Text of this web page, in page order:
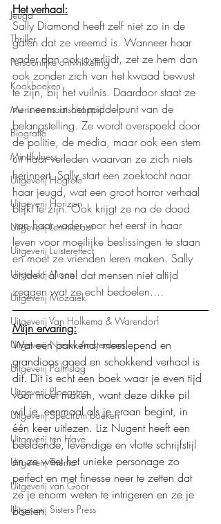
Jeugd
Thriller
Persoonlijke ontwikkeling
Kookboeken
Mens en maatschappij
Biografie
Mindfulness
Uitgeverij Hogrefe
Uitgeverij Horizon
Uitgeverij Lemniscaat
Uitgeverij Luistereffect
Uitgeverij Moon
Uitgeverij Mozaïek
Uitgeverij Van Holkema & Warendorf
Uitgeverij Nieuw Amsterdam
Uitgeverij Palmslag
Uitgeverij Ploegsma
Uitgeverij Spectrum boeken
Uitgeverij ten Have
Uitgeverij Thema
Uitgeverij van Goor
Uitgeverij Sisters Press
Het verhaal:
Sally Diamond heeft zelf niet zo in de
gaten dat ze vreemd is. Wanneer haar
vader dan ook overlijdt, zet ze hem dan
ook zonder zich van het kwaad bewust
te zijn, bij het vuilnis. Daardoor staat ze
nu ineens in het middelpunt van de
belangstelling. Ze wordt overspoeld door
de politie, de media, maar ook een stem
uit haar verleden waarvan ze zich niets
herinnert. Sally start een zoektocht naar
haar jeugd, wat een groot horror verhaal
blijkt te zijn. Ook krijgt ze na de dood
van haar vader voor het eerst in haar
leven voor moeilijke beslissingen te staan
en moet ze vrienden leren maken. Sally
ontdekt al snel dat mensen niet altijd
zeggen wat ze echt bedoelen....
Mijn ervaring:
Wat een pakkend, meeslepend en
grandioos goed en schokkend verhaal is
dit. Dit is echt een boek waar je even tijd
voor moet maken, want deze dikke pil
wil je, eenmaal als je eraan begint, in
één keer uitlezen. Liz Nugent heeft een
beeldende, levendige en vlotte schrijfstijl
en ze weet het unieke personage zo
perfect en met finesse neer te zetten dat
ze je enorm weten te intrigeren en ze je
boeien.